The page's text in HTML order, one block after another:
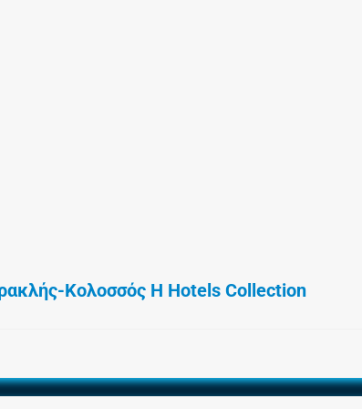
Κολοσσός Η Hotels Collection